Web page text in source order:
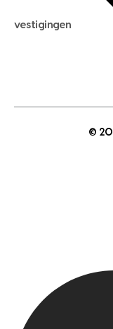
maximale
hypotheek
gratis
open
vestigingen
makelaar regio
hypotheekshop
hypotheekshop
©